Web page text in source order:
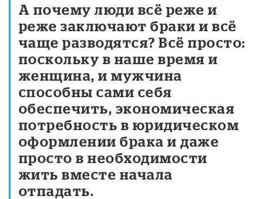
А почему люди всё реже и
реже заключают браки и всё
чаще разводятся? Всё просто:
поскольку в наше время и
женщина, и мужчина
способны сами себя
обеспечить, экономическая
потребность в юридическом
оформлении брака и даже
просто в необходимости
жить вместе начала
отпадать.